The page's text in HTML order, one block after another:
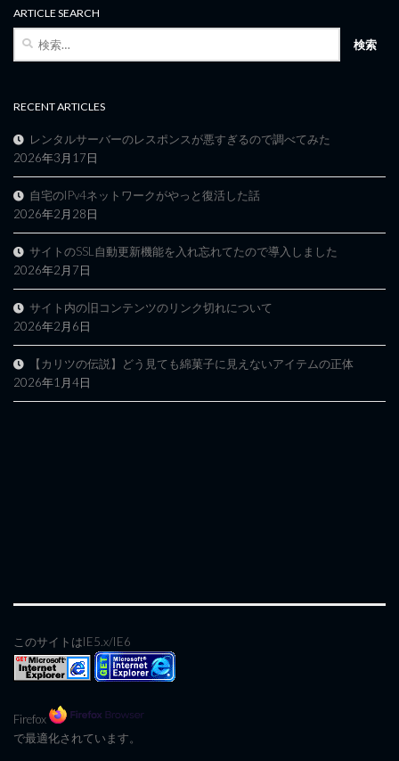
ARTICLE SEARCH
検
RECENT ARTICLES
レンタルサーバーのレスポンスが悪すぎるので調べてみた
2026年3月17日
自宅のIPv4ネットワークがやっと復活した話
2026年2月28日
サイトのSSL自動更新機能を入れ忘れてたので導入しました
2026年2月7日
サイト内の旧コンテンツのリンク切れについて
2026年2月6日
【カリツの伝説】どう見ても綿菓子に見えないアイテムの正体
2026年1月4日
このサイトはIE5.x/IE6
Firefox
で最適化されています。